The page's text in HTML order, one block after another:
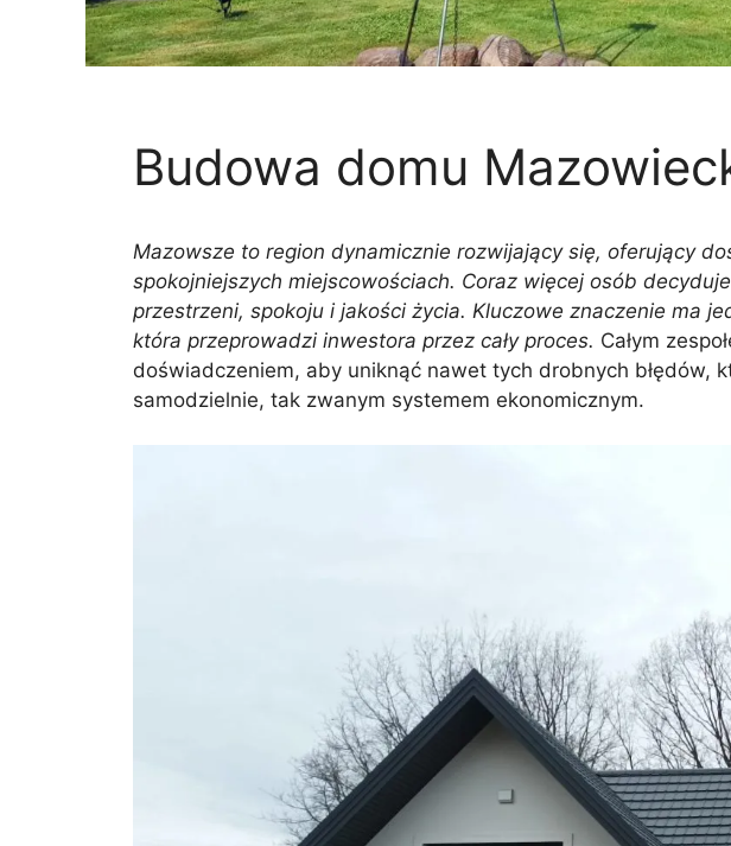
Budowa domu
Mazowsze to region dynamicznie rozwijający się, oferujący
spokojniejszych miejscowościach. Coraz więcej osób
przestrzeni, spokoju i jakości życia. Kluczowe znaczenie ma
która przeprowadzi inwestora przez cały proces. Całym
doświadczeniem, aby uniknąć nawet tych drobnych błędów,
samodzielnie, tak zwanym systemem ekonomicznym.